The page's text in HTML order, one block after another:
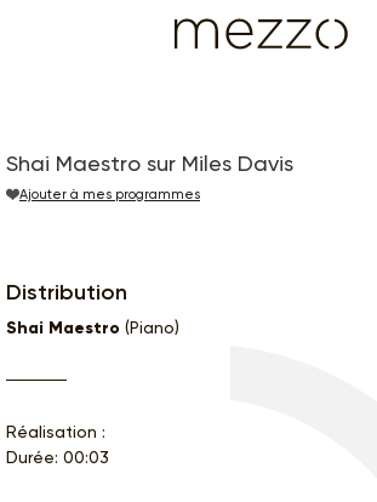
Shai Maestro sur Miles Davis
Ajouter à mes programmes
Distribution
Shai Maestro (Piano)
Réalisation :
Durée: 00:03